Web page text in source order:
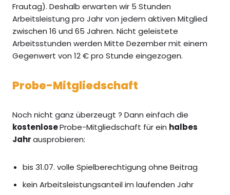
Frautag). Deshalb erwarten wir 5 Stunden
Arbeitsleistung pro Jahr von jedem aktiven Mitglied
zwischen 16 und 65 Jahren. Nicht geleistete
Arbeitsstunden werden Mitte Dezember mit einem
Gegenwert von 12 € pro Stunde eingezogen.
Probe-Mitgliedschaft
Noch nicht ganz überzeugt ? Dann einfach die
kostenloseProbe-Mitgliedschaft für ein halbes
Jahrausprobieren:
bis 31.07. volle Spielberechtigung ohne Beitrag
kein Arbeitsleistungsanteil im laufenden Jahr